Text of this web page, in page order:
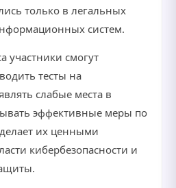
только в легальных
систем.
участники смогут
тесты на
слабые места в
эффективные меры по
их ценными
кибербезопасности и